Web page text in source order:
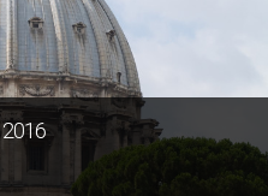
2016